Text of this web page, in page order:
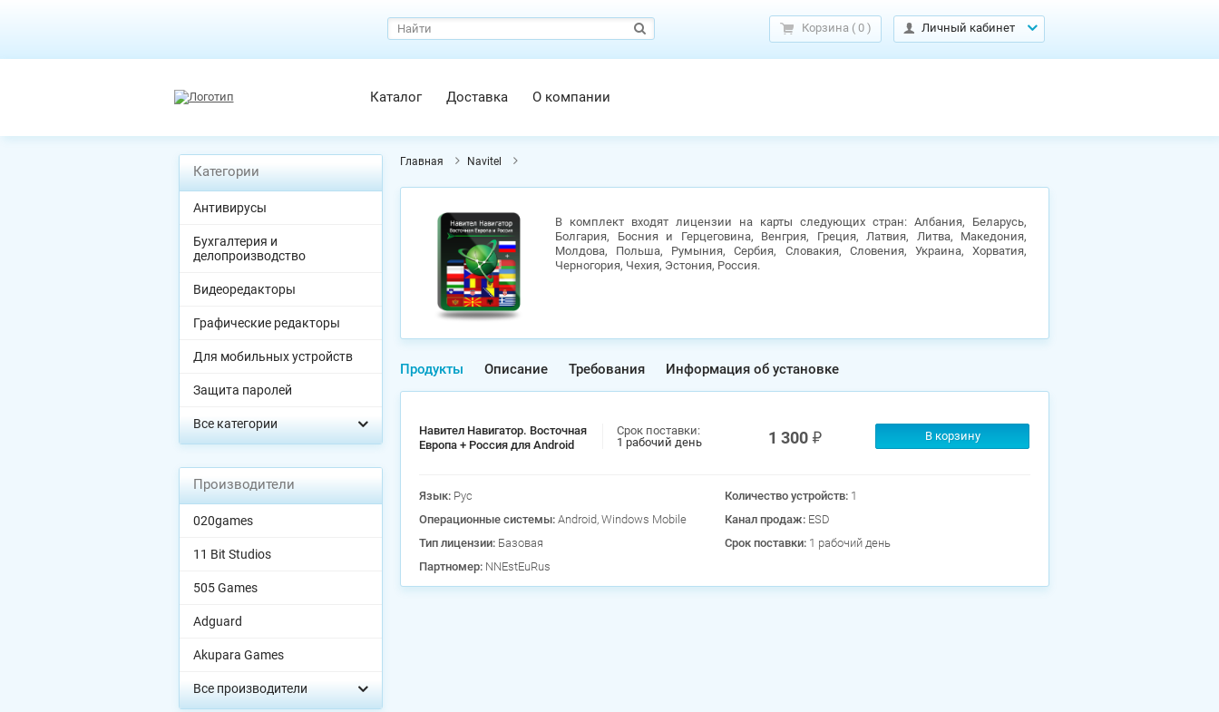
Корзина ( 0 ) Личный кабинет
Каталог Доставка О компании
Главная Navitel
В комплект входят лицензии на карты следующих стран: Албания, Беларусь,
Болгария, Босния и Герцеговина, Венгрия, Греция, Латвия, Литва, Македония,
Молдова, Польша, Румыния, Сербия, Словакия, Словения, Украина, Хорватия,
Черногория, Чехия, Эстония, Россия.
Продукты Описание Требования Информация об установке
Навител Навигатор. Восточная
Европа + Россия для Android
Срок поставки:
1 рабочий день
1 300 В корзину
Язык: Рус Количество устройств: 1
Операционные системы: Android, Windows Mobile Канал продаж: ESD
Тип лицензии: Базовая Срок поставки: 1 рабочий день
Партномер: NNEstEuRus
Категории
Антивирусы
Бухгалтерия и
делопроизводство
Видеоредакторы
Графические редакторы
Для мобильных устройств
Защита паролей
Все категории
Производители
020games
11 Bit Studios
505 Games
Adguard
Akupara Games
Все производители